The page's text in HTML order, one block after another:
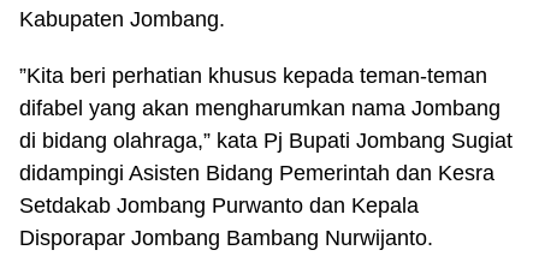
Kabupaten Jombang.
”Kita beri perhatian khusus kepada teman-teman
difabel yang akan mengharumkan nama Jombang
di bidang olahraga,” kata Pj Bupati Jombang Sugiat
didampingi Asisten Bidang Pemerintah dan Kesra
Setdakab Jombang Purwanto dan Kepala
Disporapar Jombang Bambang Nurwijanto.